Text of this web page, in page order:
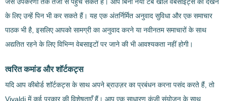
के लिए उन्हें पिन भी कर सकते हैं। यह एक अंतर्निर्मित अनुवाद सुविधा और एक समाचार
पाठक भी है, इसलिए आपको सामग्री का अनुवाद करने या नवीनतम समाचारों के साथ
अद्यतित रहने के लिए विभिन्न वेबसाइटों पर जाने की भी आवश्यकता नहीं होगी।
त्वरित कमांड और शॉर्टकट्स
यदि आप कीबोर्ड शॉर्टकट्स के साथ अपने ब्राउज़र का प्रबंधन करना पसंद करते हैं, तो
Vivaldi में कई प्रकार की विशेषताएँ हैं। आप एक साधारण कुंजी संयोजन के साथ